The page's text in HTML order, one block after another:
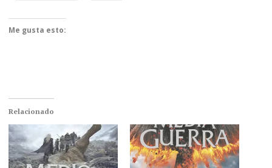
Me gusta esto:
Relacionado